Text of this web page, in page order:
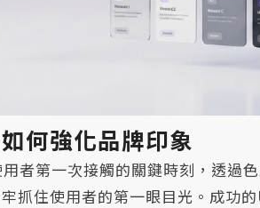
何強化品牌印象
者第一次接觸的關鍵時刻，透過
抓住使用者的第一眼目光。成功